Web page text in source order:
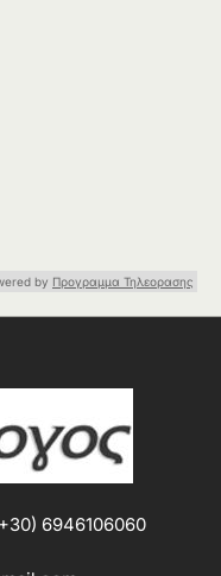
by Προγραμμα Τηλεορασης
6946106060